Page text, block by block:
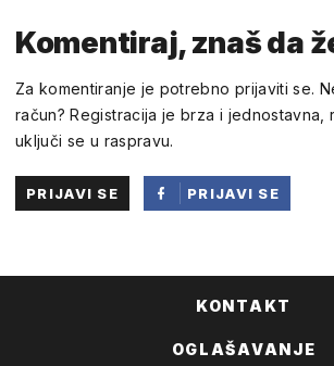
Komentiraj, znaš da
Za komentiranje je potrebno prijaviti se.
račun? Registracija je brza i jednostavna,
uključi se u raspravu.
PRIJAVI SE
PRIJAVI SE
KONTAKT
OGLAŠAVANJE